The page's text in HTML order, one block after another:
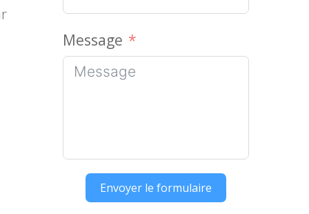
Message
Envoyer le formulaire